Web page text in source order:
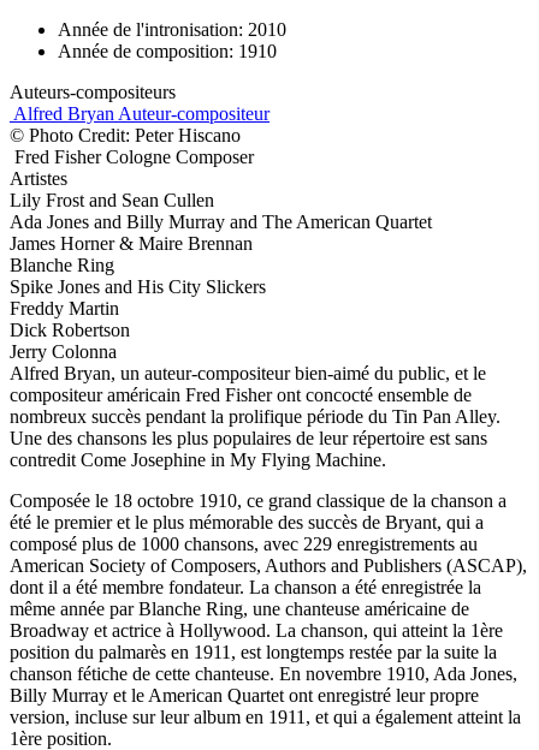
Année de l'intronisation: 2010
Année de composition: 1910
Auteurs-compositeurs
Alfred Bryan Auteur-compositeur
© Photo Credit: Peter Hiscano
Fred Fisher Cologne Composer
Artistes
Lily Frost and Sean Cullen
Ada Jones and Billy Murray and The American Quartet
James Horner & Maire Brennan
Blanche Ring
Spike Jones and His City Slickers
Freddy Martin
Dick Robertson
Jerry Colonna
Alfred Bryan, un auteur-compositeur bien-aimé du public, et le
compositeur américain Fred Fisher ont concocté ensemble de
nombreux succès pendant la prolifique période du Tin Pan Alley.
Une des chansons les plus populaires de leur répertoire est sans
contredit Come Josephine in My Flying Machine.
Composée le 18 octobre 1910, ce grand classique de la chanson a
été le premier et le plus mémorable des succès de Bryant, qui a
composé plus de 1000 chansons, avec 229 enregistrements au
American Society of Composers, Authors and Publishers (ASCAP),
dont il a été membre fondateur. La chanson a été enregistrée la
même année par Blanche Ring, une chanteuse américaine de
Broadway et actrice à Hollywood. La chanson, qui atteint la 1ère
position du palmarès en 1911, est longtemps restée par la suite la
chanson fétiche de cette chanteuse. En novembre 1910, Ada Jones,
Billy Murray et le American Quartet ont enregistré leur propre
version, incluse sur leur album en 1911, et qui a également atteint la
1ère position.